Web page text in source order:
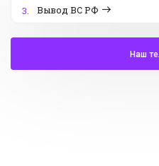
3.
Вывод ВС РФ
Наш